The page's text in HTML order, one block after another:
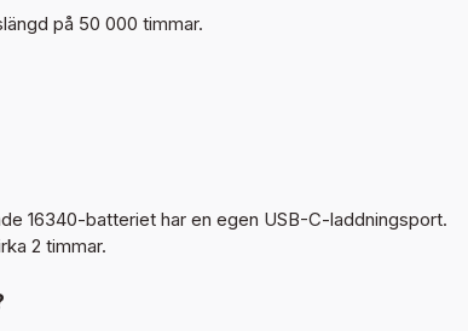
på 50 000 timmar.
16340-batteriet har en egen USB-C-laddningsport.
2 timmar.